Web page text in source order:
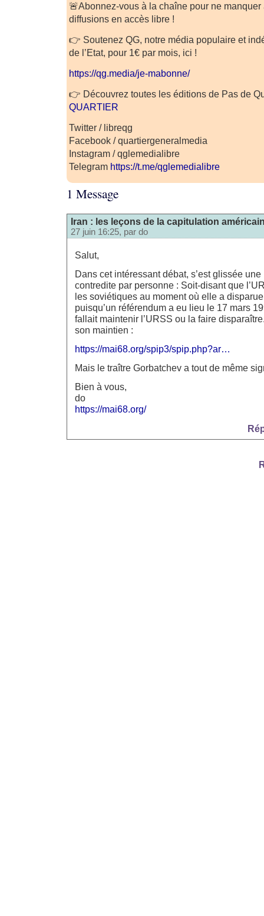
🚨Abonnez-vous à la chaîne pour ne
diffusions en accès libre !
👉 Soutenez QG, notre média populaire et
de l’Etat, pour 1€ par mois, ici !
https://qg.media/je-mabonne/
👉 Découvrez toutes les éditions de Pas de
QUARTIER
Twitter / libreqg
Facebook / quartiergeneralmedia
Instagram / qglemedialibre
Telegram https://t.me/qglemedialibre
1 Message
Iran : les leçons de la capitulation
27 juin 16:25, par do
Salut,
Dans cet intéressant débat, s’est glissée une
contredite par personne : Soit-disant que
les soviétiques au moment où elle a
puisqu’un référendum a eu lieu le 17 mars
fallait maintenir l’URSS ou la faire
son maintien :
https://mai68.org/spip3/spip.php?ar…
Mais le traître Gorbatchev a tout de même
Bien à vous,
do
https://mai68.org/